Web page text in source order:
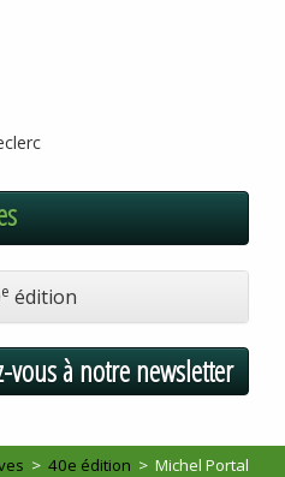
e édition
à notre newsletter
>40e édition >Michel Portal